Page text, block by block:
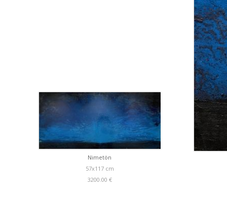
Nimetön
57x117 cm
3200.00 €